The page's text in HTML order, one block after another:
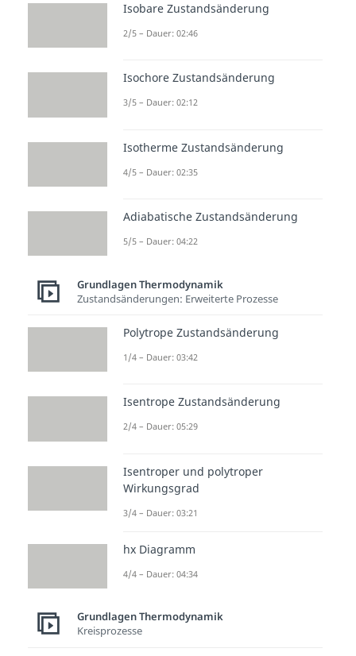
Isobare Zustandsänderung
2/5 – Dauer: 02:46
Isochore Zustandsänderung
3/5 – Dauer: 02:12
Isotherme Zustandsänderung
4/5 – Dauer: 02:35
Adiabatische Zustandsänderung
5/5 – Dauer: 04:22
Grundlagen Thermodynamik
Zustandsänderungen: Erweiterte Prozesse
Polytrope Zustandsänderung
1/4 – Dauer: 03:42
Isentrope Zustandsänderung
2/4 – Dauer: 05:29
Isentroper und polytroper
Wirkungsgrad
3/4 – Dauer: 03:21
hx Diagramm
4/4 – Dauer: 04:34
Grundlagen Thermodynamik
Kreisprozesse